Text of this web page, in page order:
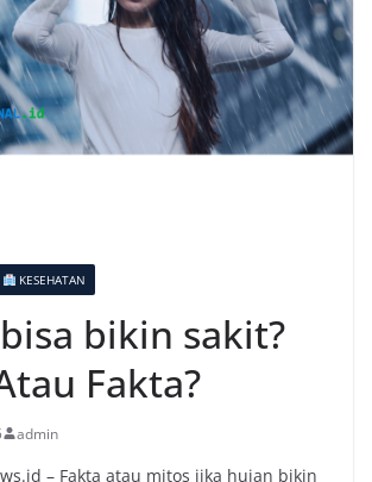
KESEHATAN
bikin sakit?
Fakta?
admin
– Fakta atau mitos jika hujan bikin